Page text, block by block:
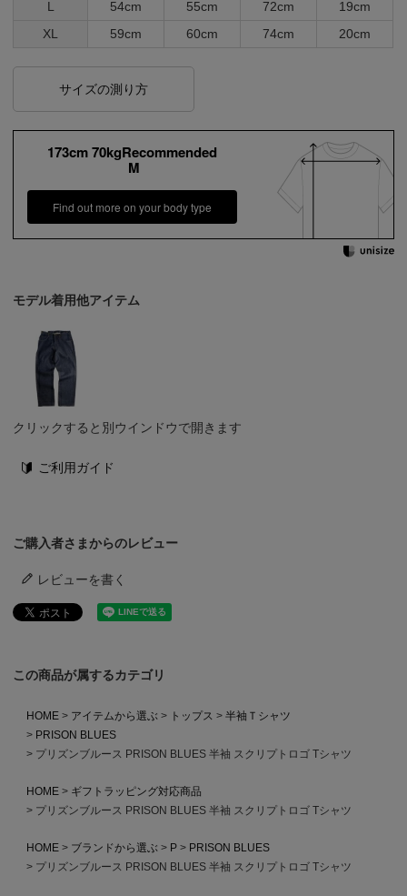
L 54cm 55cm 72cm
19cm
XL
59cm 60cm 74cm 20cm
サイズの測り方
173cm 70kgRecommended
M
Find out more on your body type
モデル着用他アイテム
クリックすると別ウインドウで開きます
ご利用ガイド
ご購入者さまからのレビュー
レビューを書く
この商品が属するカテゴリ
HOME アイテムから選ぶ トップス
半袖Ｔシャツ
PRISON BLUES
プリズンブルース PRISON BLUES 半袖 スクリプトロゴ Tシャツ
HOME
ギフトラッピング対応商品
プリズンブルース PRISON BLUES 半袖 スクリプトロゴ Tシャツ
HOME ブランドから選ぶ P
PRISON BLUES
プリズンブルース PRISON BLUES 半袖 スクリプトロゴ Tシャツ